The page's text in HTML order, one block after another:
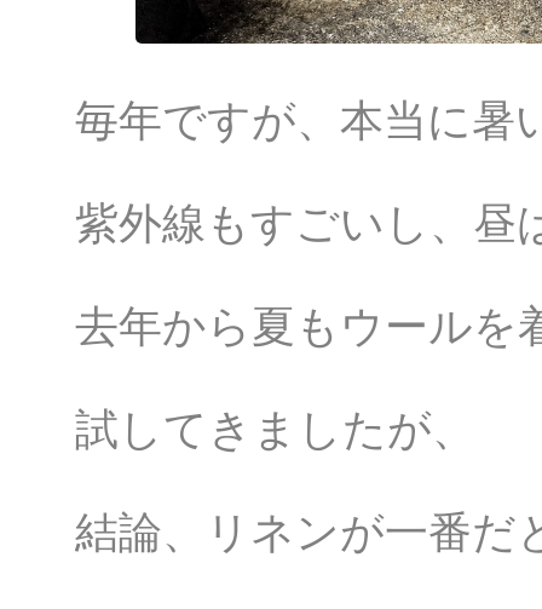
毎年ですが、本当に暑
紫外線もすごいし、昼
去年から夏もウールを
試してきましたが、
結論、リネンが一番だ